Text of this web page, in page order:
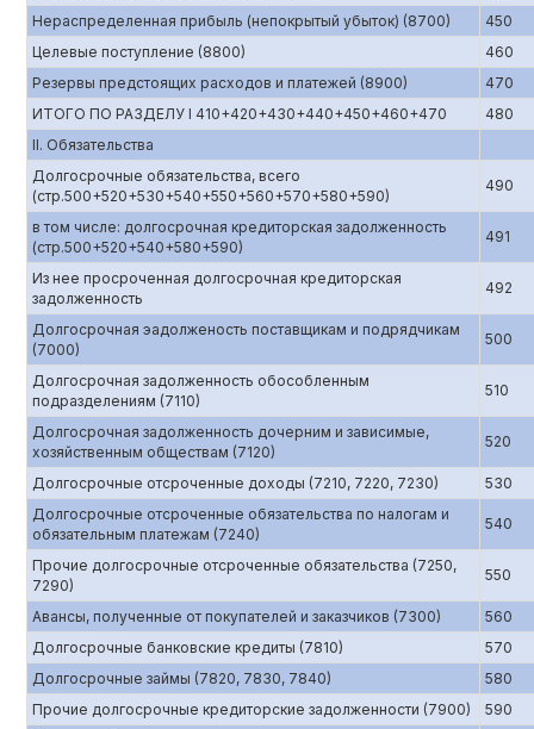
Нераспределенная прибыль (непокрытый убыток) (8700)
450
Целевые поступление (8800)
460
Резервы предстоящих расходов и платежей (8900)
470
ИТОГО ПО РАЗДЕЛУ I 410+420+430+440+450+460+470
480
II. Обязательства
Долгосрочные обязательства, всего
(стр.500+520+530+540+550+560+570+580+590)
490
в том числе: долгосрочная кредиторская задолженность
(стр.500+520+540+580+590)
491
Из нее просроченная долгосрочная кредиторская
задолженность
492
Долгосрочная эадолженость поставщикам и подрядчикам
(7000)
500
Долгосрочная задолженность обособленным
подразделениям (7110)
510
Долгосрочная задолженность дочерним и зависимые,
хозяйственным обществам (7120)
520
Долгосрочные отсроченные доходы (7210, 7220, 7230)
530
Долгосрочные отсроченные обязательства по налогам и
обязательным платежам (7240)
540
Прочие долгосрочные отсроченные обязательства (7250,
7290)
550
Авансы, полученные от покупателей и заказчиков (7300)
560
Долгосрочные банковские кредиты (7810)
570
Долгосрочные займы (7820, 7830, 7840)
580
Прочие долгосрочные кредиторские задолженности (7900)
590